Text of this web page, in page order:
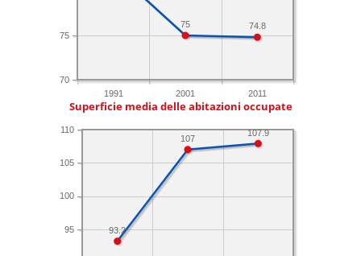
1991 2001 2011
70
75
74.8
75
Superficie media delle abitazioni occupate
95
100
105
110 107.9
107
93.2